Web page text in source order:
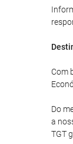
Com
Do
a
TGT